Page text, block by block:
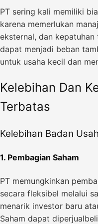
PT sering kali memiliki
karena memerlukan
eksternal, dan
dapat menjadi beban
untuk usaha kecil dan
Kelebihan Dan
Terbatas
Kelebihan Badan
1. Pembagian Saham
PT memungkinkan
secara fleksibel melalui
menarik investor baru
Saham dapat